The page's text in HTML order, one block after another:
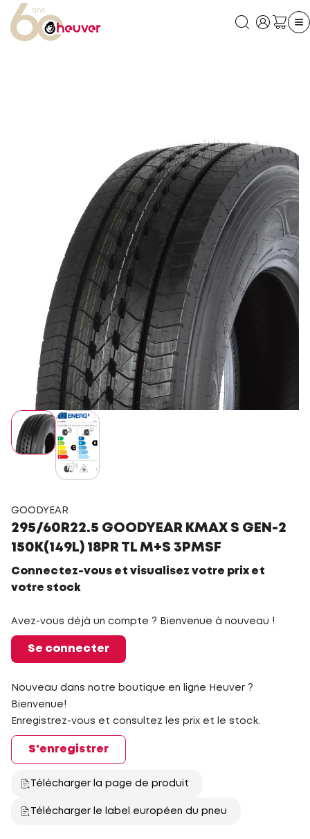
GOODYEAR
295/60R22.5 GOODYEAR KMAX S GEN-2
150K(149L) 18PR TL M+S 3PMSF
Connectez-vous et visualisez votre prix et
votre stock
Avez-vous déjà un compte ? Bienvenue à nouveau !
Se connecter
Nouveau dans notre boutique en ligne Heuver ?
Bienvenue!
Enregistrez-vous et consultez les prix et le stock.
S'enregistrer
Télécharger la page de produit
Télécharger le label européen du pneu